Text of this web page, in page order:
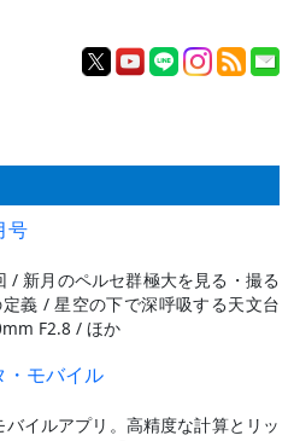
号
/ 新月のペルセ群極大を見る・撮る
義 / 星空の下で深呼吸する天文台
F2.8 / ほか
・モバイル
イルアプリ。高精度な計算とリッ